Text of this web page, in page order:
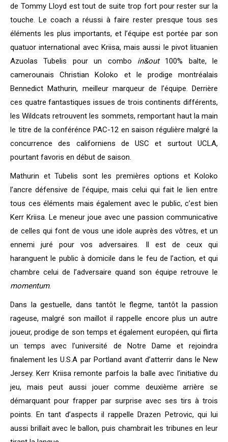
de Tommy Lloyd est tout de suite trop fort pour rester sur la
touche. Le coach a réussi à faire rester presque tous ses
éléments les plus importants, et l’équipe est portée par son
quatuor international avec Kriisa, mais aussi le pivot lituanien
Azuolas Tubelis pour un combo in&out100% balte, le
camerounais Christian Koloko et le prodige montréalais
Bennedict Mathurin, meilleur marqueur de l’équipe. Derrière
ces quatre fantastiques issues de trois continents différents,
les Wildcats retrouvent les sommets, remportant haut la main
le titre de la conférénce PAC-12 en saison régulière malgré la
concurrence des californiens de USC et surtout UCLA,
pourtant favoris en début de saison.
Mathurin et Tubelis sont les premières options et Koloko
l’ancre défensive de l’équipe, mais celui qui fait le lien entre
tous ces éléments mais également avec le public, c’est bien
Kerr Kriisa. Le meneur joue avec une passion communicative
de celles qui font de vous une idole auprès des vôtres, et un
ennemi juré pour vos adversaires. Il est de ceux qui
haranguent le public à domicile dans le feu de l’action, et qui
chambre celui de l’adversaire quand son équipe retrouve le
momentum.
Dans la gestuelle, dans tantôt le flegme, tantôt la passion
rageuse, malgré son maillot il rappelle encore plus un autre
joueur, prodige de son temps et également européen, qui flirta
un temps avec l’université de Notre Dame et rejoindra
finalement les U.S.A par Portland avant d’atterrir dans le New
Jersey. Kerr Kriisa remonte parfois la balle avec l’initiative du
jeu, mais peut aussi jouer comme deuxième arrière se
démarquant pour frapper par surprise avec ses tirs à trois
points. En tant d’aspects il rappelle Drazen Petrovic, qui lui
aussi brillait avec le ballon, puis chambrait les tribunes en leur